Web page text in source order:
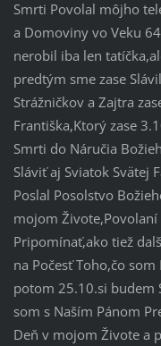
Smrti Povolal môjho
a Domoviny vo Veku
nerobil iba len
predtým sme zase
Strážničkov a Zajtra
Františka,Ktorý zase
Smrti do Náručia
Sláviť aj Sviatok Svätej
Poslal Posolstvo
mojom Živote,Povolaní
Pripomínať,ako tiež
na Počesť Toho,čo
potom 25.10.si budem
som s Naším Pánom
Deň v mojom Živote a